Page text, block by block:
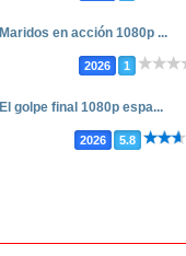
Maridos en acción 1080p ...
2026 1
El golpe final 1080p espa...
2026 5.8